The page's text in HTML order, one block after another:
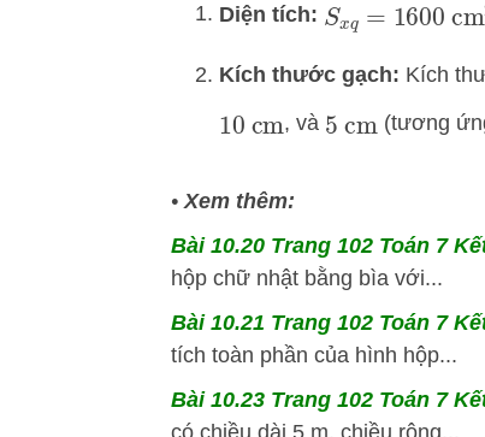
Diện tích: Sxq= 1600cm
Kích thước gạch: Kích
10 cm, và 5 cm (tương
• Xem thêm:
Bài 10.20 Trang 102 Toán 7
hộp chữ nhật bằng bìa với...
Bài 10.21 Trang 102 Toán 7
tích toàn phần của hình hộp...
Bài 10.23 Trang 102 Toán 7
có chiều dài 5 m, chiều rộng...